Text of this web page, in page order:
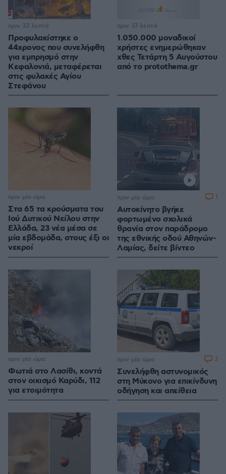
Προφυλακίστηκε ο
44χρονος που συνελήφθη
για εμπρησμό στην
Κεφαλονιά, μεταφέρεται
στις φυλακές Αγίου
Στεφάνου
πριν 33 λεπτά
1.050.000 μοναδικοί
χρήστες ενημερώθηκαν
χθες Τετάρτη 5 Αυγούστου
από το protothema.gr
πριν 37 λεπτά
Στα 65 τα κρούσματα του
Ιού Δυτικού Νείλου στην
Ελλάδα, 23 νέα μέσα σε
μία εβδομάδα, στους έξι οι
νεκροί
πριν μία ώρα
Αυτοκίνητο βγήκε
φορτωμένο σχολικά
θρανία στον παράδρομο
της εθνικής οδού Αθηνών-
Λαμίας, δείτε βίντεο
πριν μία ώρα 1
Φωτιά στο Λασίθι, κοντά
στον οικισμό Καρύδι, 112
για ετοιμότητα
πριν μία ώρα
Συνελήφθη αστυνομικός
στη Μύκονο για επικίνδυνη
οδήγηση και απείθεια
πριν μία ώρα 3